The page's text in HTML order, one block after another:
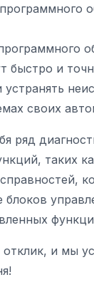
быстро и
устранять
своих
ряд
таких
и мы